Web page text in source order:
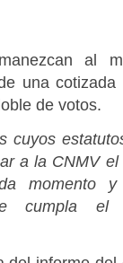
al
una
de votos.
cuyos
a la CNMV
momento y
cumpla el